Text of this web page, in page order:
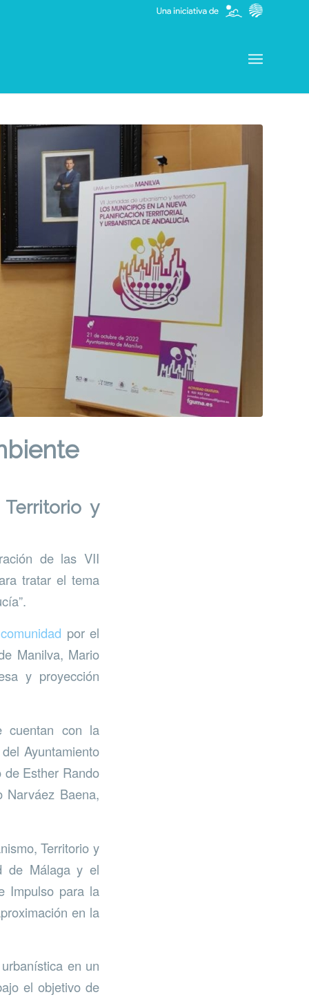
y
de las VII
tratar el tema
por el
Manilva, Mario
y proyección
cuentan con la
Ayuntamiento
Esther Rando
Baena,
Territorio y
de Málaga y el
Impulso para la
en la
en un
el objetivo de